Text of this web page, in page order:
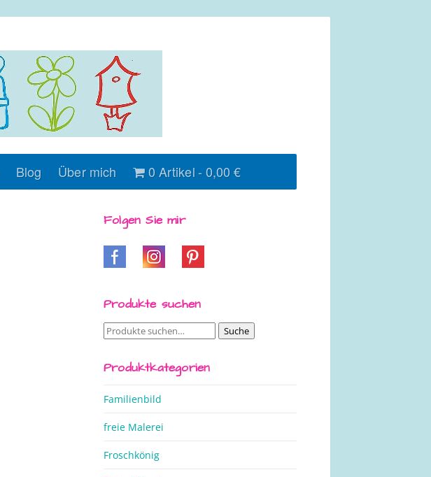
Blog Über mich 0 Artikel 0,00 €
Folgen Sie mir
Produkte suchen
Suche
Suche
Produktkategorien
Familienbild
freie Malerei
Froschkönig